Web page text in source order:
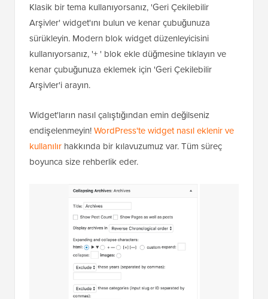
Klasik bir tema kullanıyorsanız, 'Geri Çekilebilir
Arşivler' widget'ını bulun ve kenar çubuğunuza
sürükleyin. Modern blok widget düzenleyicisini
kullanıyorsanız, '+ ' blok ekle düğmesine tıklayın ve
kenar çubuğunuza eklemek için 'Geri Çekilebilir
Arşivler'i arayın.
Widget'ların nasıl çalıştığından emin değilseniz
endişelenmeyin!WordPress'te widget nasıl eklenir ve
kullanılır hakkında bir kılavuzumuz var. Tüm süreç
boyunca size rehberlik eder.